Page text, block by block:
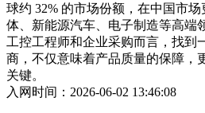
球约 32% 的市场份额，在中国市
体、新能源汽车、电子制造等高端
工控工程师和企业采购而言，找到
商，不仅意味着产品质量的保障，
关键。
入网时间：2026-06-02 13:46:08